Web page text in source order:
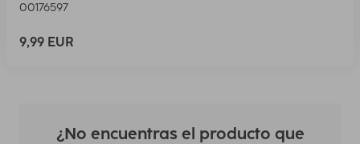
00176597
9,99 EUR
¿No encuentras el producto que